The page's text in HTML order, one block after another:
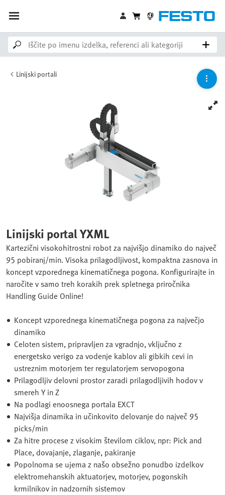
Linijski portali
Linijski portal YXML
Kartezični visokohitrostni robot za najvišjo dinamiko do največ
95 pobiranj/min. Visoka prilagodljivost, kompaktna zasnova in
koncept vzporednega kinematičnega pogona. Konfigurirajte in
naročite v samo treh korakih prek spletnega priročnika
Handling Guide Online!
Koncept vzporednega kinematičnega pogona za največjo
dinamiko
Celoten sistem, pripravljen za vgradnjo, vključno z
energetsko verigo za vodenje kablov ali gibkih cevi in
ustreznim motorjem ter regulatorjem servopogona
Prilagodljiv delovni prostor zaradi prilagodljivih hodov v
smereh Y in Z
Na podlagi enoosnega portala EXCT
Najvišja dinamika in učinkovito delovanje do največ 95
picks/min
Za hitre procese z visokim številom ciklov, npr: Pick and
Place, dovajanje, zlaganje, pakiranje
Popolnoma se ujema z našo obsežno ponudbo izdelkov
elektromehanskih aktuatorjev, motorjev, pogonskih
krmilnikov in nadzornih sistemov